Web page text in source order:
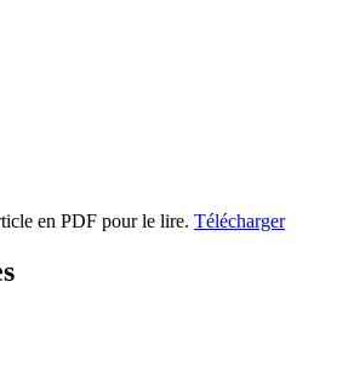
en PDF pour le lire. Télécharger